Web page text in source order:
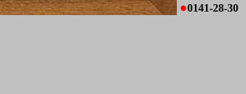
●0141-28-30